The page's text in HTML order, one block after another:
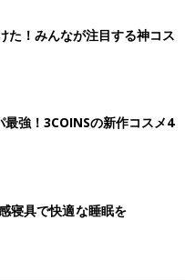
た！みんなが注目する神コス
強！3COINSの新作コスメ4
寝具で快適な睡眠を